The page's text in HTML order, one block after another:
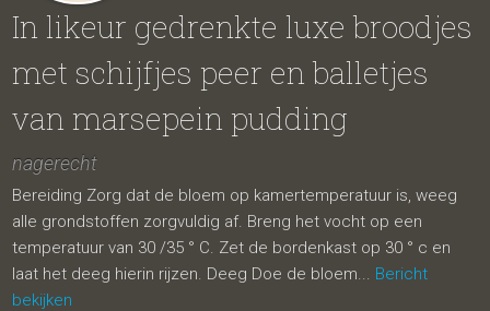
In likeur gedrenkte luxe broodjes
met schijfjes peer en balletjes
van marsepein pudding
nagerecht
Bereiding Zorg dat de bloem op kamertemperatuur is, weeg
alle grondstoffen zorgvuldig af. Breng het vocht op een
temperatuur van 30 /35 ° C. Zet de bordenkast op 30 ° c en
laat het deeg hierin rijzen. Deeg Doe de bloem... Bericht
bekijken